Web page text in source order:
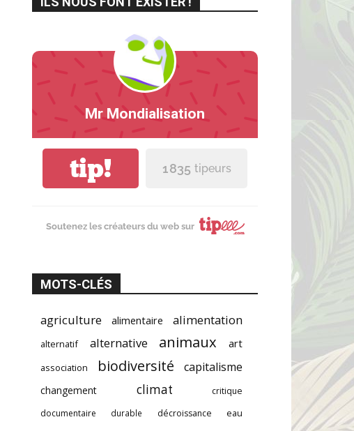
Mr Mondialisation
tip! 1 835 tipeurs
Soutenez les créateurs du web sur
MOTS-CLÉS
agriculture alimentaire alimentation
alternatif alternative animaux art
association biodiversité capitalisme
changement climat
critique
documentaire
durable décroissance eau